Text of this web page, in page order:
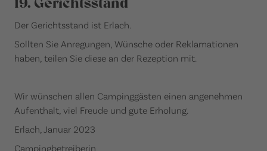
Der Gerichtsstand ist Erlach.
Sollten Sie Anregungen, Wünsche oder Reklamationen
haben, teilen Sie diese an der Rezeption mit.
Wir wünschen allen Campinggästen einen angenehmen
Aufenthalt, viel Freude und gute Erholung.
Erlach, Januar 2023
Campingbetreiberin